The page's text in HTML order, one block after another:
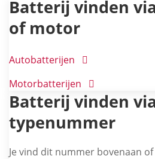
Batterij vinden
of motor
Autobatterijen
Motorbatterijen
Batterij vinden
typenummer
Je vind dit nummer bovenaan